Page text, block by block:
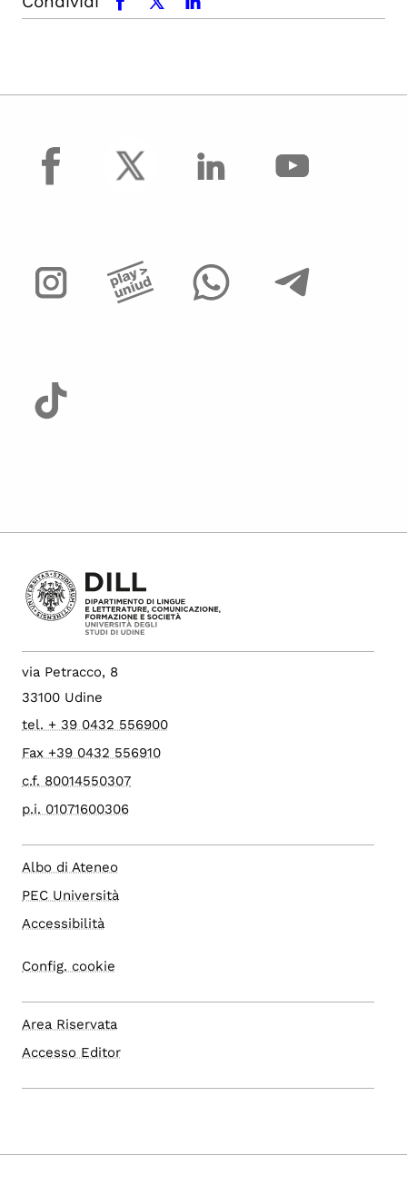
facebook
via Petracco, 8
33100 Udine
tel. + 39 0432 556900
Fax +39 0432 556910
c.f. 80014550307
p.i. 01071600306
Albo di Ateneo
PEC Università
Accessibilità
Config. cookie
Area Riservata
Accesso Editor